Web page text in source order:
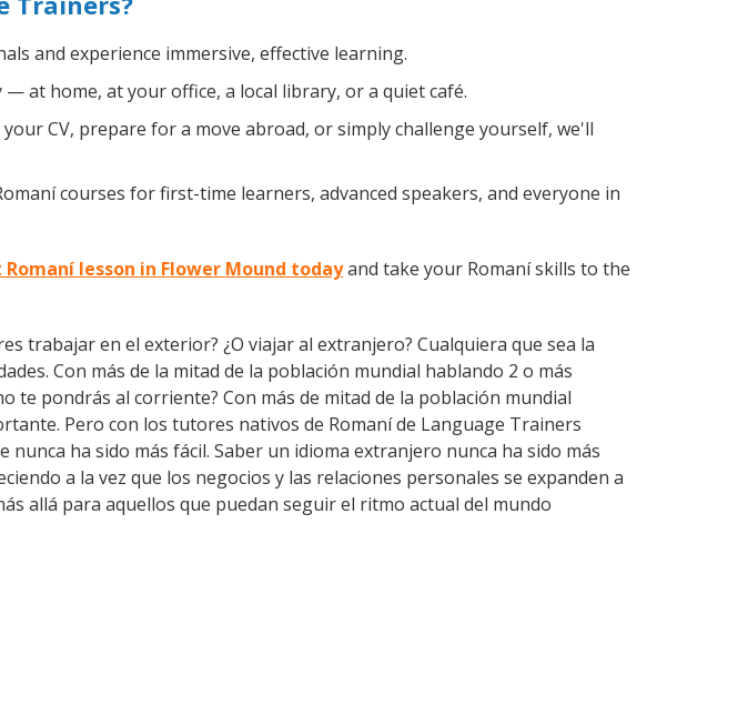
and experience immersive, effective learning.
at home, at your office, a local library, or a quiet café.
CV, prepare for a move abroad, or simply challenge yourself, we'll
courses for first-time learners, advanced speakers, and everyone in
lesson in Flower Mound todayand take your Romaní skills to the
trabajar en el exterior? ¿O viajar al extranjero? Cualquiera que sea la
Con más de la mitad de la población mundial hablando 2 o más
te pondrás al corriente? Con más de mitad de la población mundial
Pero con los tutores nativos de Romaní de Language Trainers
ha sido más fácil. Saber un idioma extranjero nunca ha sido más
a la vez que los negocios y las relaciones personales se expanden a
allá para aquellos que puedan seguir el ritmo actual del mundo